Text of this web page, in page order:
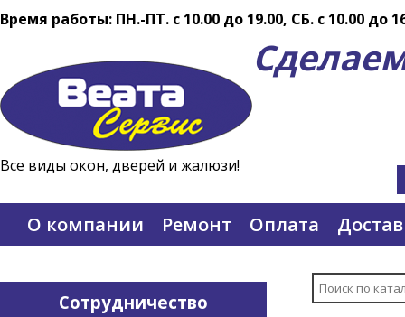
Время работы: ПН.-ПТ. c 10.00 до 19.00, СБ. с 10.00 до
Все виды окон, дверей и жалюзи!
О компании Ремонт Оплата
Сотрудничество